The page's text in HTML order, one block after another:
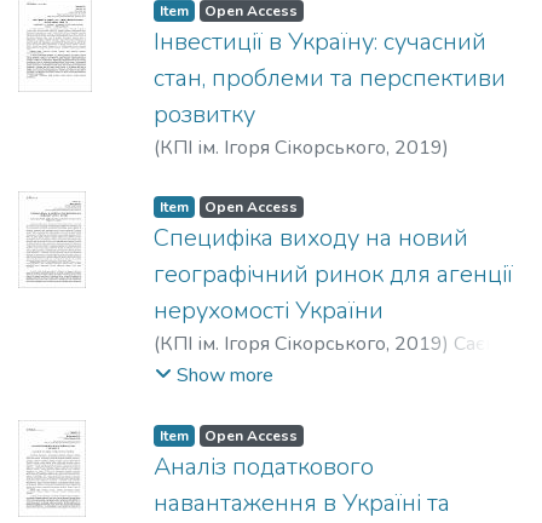
Item Open Access
Інвестиції в Україну: сучасний
стан, проблеми та перспективи
розвитку
(КПІ ім. Ігоря Сікорського, 2019)
Item Open Access
Специфіка виходу на новий
географічний ринок для агенції
нерухомості України
(КПІ ім. Ігоря Сікорського, 2019) Саєнко,
Д. А.;Писаренко, Н. Л.
Show more
Item Open Access
Аналіз податкового
навантаження в Україні та